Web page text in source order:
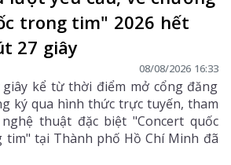
trong tim" 2026 hết
27 giây
08/08/2026 16:33
kể từ thời điểm mở cổng đăng
ký qua hình thức trực tuyến, tham
thuật đặc biệt "Concert quốc
tim" tại Thành phố Hồ Chí Minh đã